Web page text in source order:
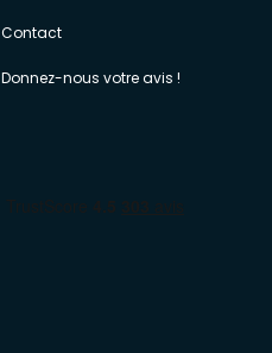
Contact
Donnez-nous votre avis !